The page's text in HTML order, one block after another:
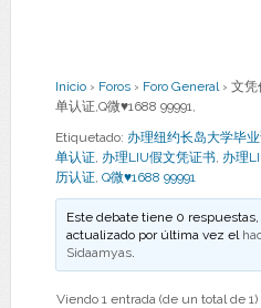
Inicio › Foros › Foro General › 文
单认证,Q微♥1688 99991,
Etiquetado: 办理纽约长岛大学毕
单认证, 办理LIU假文凭证书, 办理
历认证, Q微♥1688 99991
Este debate tiene 0
actualizado por última vez el
Sidaamyas.
Viendo 1 entrada (de un total de 1)